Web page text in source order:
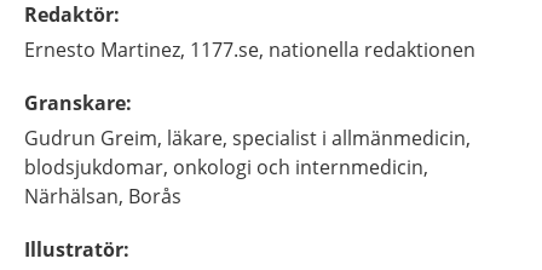
Redaktör:
Ernesto Martinez, 1177.se, nationella redaktionen
Granskare:
Gudrun Greim, läkare, specialist i allmänmedicin,
blodsjukdomar, onkologi och internmedicin,
Närhälsan, Borås
Illustratör: